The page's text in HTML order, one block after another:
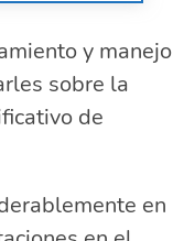
lumbar
y manejo
sobre la
de
en